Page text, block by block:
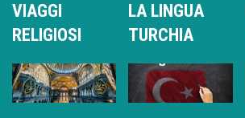
VIAGGI
RELIGIOSI
LA LINGUA
TURCHIA